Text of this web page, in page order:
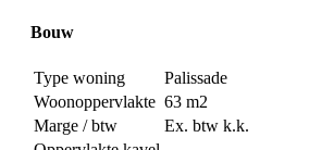
Bouw
Type woning
Palissade
Woonoppervlakte 63 m2
Marge / btw
Ex. btw k.k.